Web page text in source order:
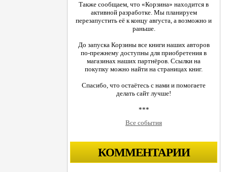
Также сообщаем, что «Корзина» находится в
активной разработке. Мы планируем
перезапустить её к концу августа, а возможно и
раньше.
До запуска Корзины все книги наших авторов
по-прежнему доступны для приобретения в
магазинах наших партнёров. Ссылки на
покупку можно найти на страницах книг.
Спасибо, что остаётесь с нами и помогаете
делать сайт лучше!
***
Все события
КОММЕНТАРИИ